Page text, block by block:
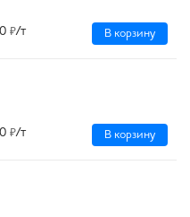
₽/т В корзину
₽/т В корзину